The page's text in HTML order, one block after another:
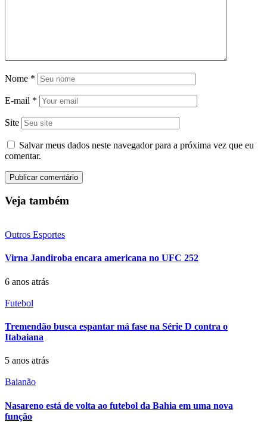
Nome *
E-mail *
Site
Salvar meus dados neste navegador para a próxima vez que eu
comentar.
Veja também
Outros Esportes
Virna Jandiroba encara americana no UFC 252
6 anos atrás
Futebol
Tremendão busca espantar má fase na Série D contra o
Itabaiana
5 anos atrás
Baianão
Nasareno está de volta ao futebol da Bahia em uma nova
função